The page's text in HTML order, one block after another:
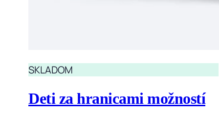
SKLADOM
Deti za hranicami možností